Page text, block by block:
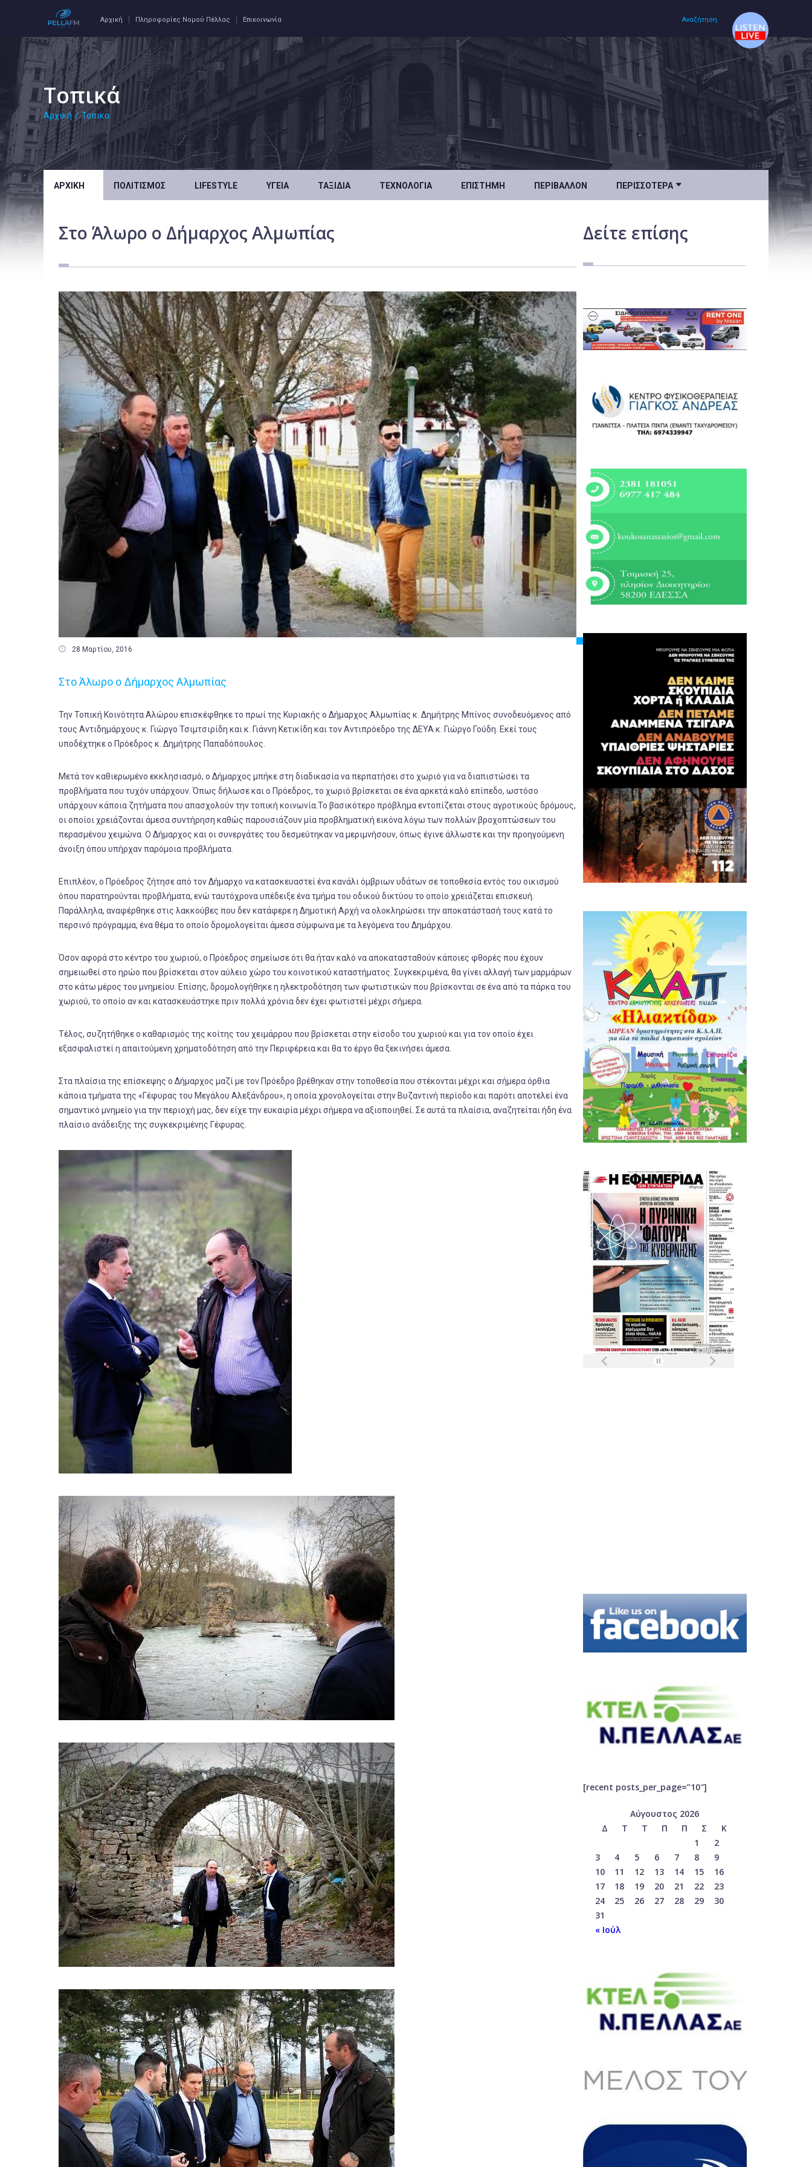
Αρχική Πληροφορίες Νομού Πέλλας Επικοινωνία Αναζήτηση
Τοπικά
Αρχική / Τοπικά
ΑΡΧΙΚΉ ΠΟΛΙΤΙΣΜΌΣ LIFESTYLE ΥΓΕΊΑ ΤΑΞΊΔΙΑ ΤΕΧΝΟΛΟΓΊΑ ΕΠΙΣΤΉΜΗ ΠΕΡΙΒΆΛΛΟΝ ΠΕΡΙΣΣΌΤΕΡΑ 
Στο Άλωρο ο Δήμαρχος Αλμωπίας
 28 Μαρτίου, 2016
Στο Άλωρο ο Δήμαρχος Αλμωπίας
Την Τοπική Κοινότητα Αλώρου επισκέφθηκε το πρωί της Κυριακής ο Δήμαρχος Αλμωπίας κ. Δημήτρης Μπίνος συνοδευόμενος από
τους Αντιδημάρχους κ. Γιώργο Τσιμτσιρίδη και κ. Γιάννη Κετικίδη και τον Αντιπρόεδρο της ΔΕΥΑ κ. Γιώργο Γούδη. Εκεί τους
υποδέχτηκε ο Πρόεδρος κ. Δημήτρης Παπαδόπουλος.
Μετά τον καθιερωμένο εκκλησιασμό, ο Δήμαρχος μπήκε στη διαδικασία να περπατήσει στο χωριό για να διαπιστώσει τα
προβλήματα που τυχόν υπάρχουν. Όπως δήλωσε και ο Πρόεδρος, το χωριό βρίσκεται σε ένα αρκετά καλό επίπεδο, ωστόσο
υπάρχουν κάποια ζητήματα που απασχολούν την τοπική κοινωνία.Το βασικότερο πρόβλημα εντοπίζεται στους αγροτικούς δρόμους,
οι οποίοι χρειάζονται άμεσα συντήρηση καθώς παρουσιάζουν μία προβληματική εικόνα λόγω των πολλών βροχοπτώσεων του
περασμένου χειμώνα. Ο Δήμαρχος και οι συνεργάτες του δεσμεύτηκαν να μεριμνήσουν, όπως έγινε άλλωστε και την προηγούμενη
άνοιξη όπου υπήρχαν παρόμοια προβλήματα.
Επιπλέον, ο Πρόεδρος ζήτησε από τον Δήμαρχο να κατασκευαστεί ένα κανάλι όμβριων υδάτων σε τοποθεσία εντός του οικισμού
όπου παρατηρούνται προβλήματα, ενώ ταυτόχρονα υπέδειξε ένα τμήμα του οδικού δικτύου το οποίο χρειάζεται επισκευή.
Παράλληλα, αναφέρθηκε στις λακκούβες που δεν κατάφερε η Δημοτική Αρχή να ολοκληρώσει την αποκατάστασή τους κατά το
περσινό πρόγραμμα, ένα θέμα το οποίο δρομολογείται άμεσα σύμφωνα με τα λεγόμενα του Δημάρχου.
Όσον αφορά στο κέντρο του χωριού, ο Πρόεδρος σημείωσε ότι θα ήταν καλό να αποκατασταθούν κάποιες φθορές που έχουν
σημειωθεί στο ηρώο που βρίσκεται στον αύλειο χώρο του κοινοτικού καταστήματος. Συγκεκριμένα, θα γίνει αλλαγή των μαρμάρων
στο κάτω μέρος του μνημείου. Επίσης, δρομολογήθηκε η ηλεκτροδότηση των φωτιστικών που βρίσκονται σε ένα από τα πάρκα του
χωριού, το οποίο αν και κατασκευάστηκε πριν πολλά χρόνια δεν έχει φωτιστεί μέχρι σήμερα.
Τέλος, συζητήθηκε ο καθαρισμός της κοίτης του χειμάρρου που βρίσκεται στην είσοδο του χωριού και για τον οποίο έχει
εξασφαλιστεί η απαιτούμενη χρηματοδότηση από την Περιφέρεια και θα το έργο θα ξεκινήσει άμεσα.
Στα πλαίσια της επίσκεψης ο Δήμαρχος μαζί με τον Πρόεδρο βρέθηκαν στην τοποθεσία που στέκονται μέχρι και σήμερα όρθια
κάποια τμήματα της «Γέφυρας του Μεγάλου Αλεξάνδρου», η οποία χρονολογείται στην Βυζαντινή περίοδο και παρότι αποτελεί ένα
σημαντικό μνημείο για την περιοχή μας, δεν είχε την ευκαιρία μέχρι σήμερα να αξιοποιηθεί. Σε αυτά τα πλαίσια, αναζητείται ήδη ένα
πλαίσιο ανάδειξης της συγκεκριμένης Γέφυρας.
Δείτε επίσης
[recent posts_per_page=”10″]
Αύγουστος 2026
Δ
Τ Τ Π Π Σ
Κ
1
2
3
4 5 6 7 8
9
10
11 12 13 14 15
16
17
18 19 20 21 22
23
24
25 26 27 28 29
30
31
« Ιούλ
Αρχική
Πολιτισμός
Υγεία
Ταξίδια
Επιστήμη
Περιβάλλον
Κόσμος
Τοπικά
Πολιτική
Αθλητικά